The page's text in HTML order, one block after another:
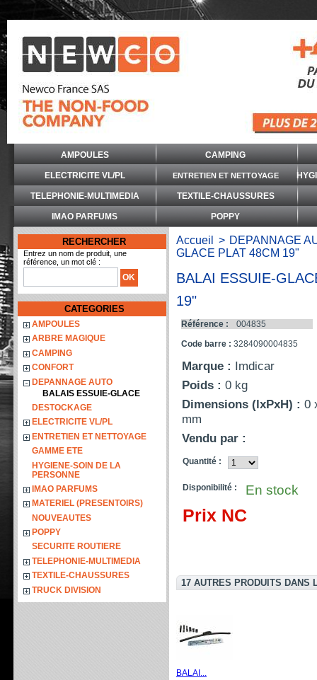
AMPOULES CAMPING
ELECTRICITE VL/PL ENTRETIEN ET NETTOYAGE
TELEPHONIE-MULTIMEDIA TEXTILE-CHAUSSURES
IMAO PARFUMS POPPY
RECHERCHER
Entrez un nom de produit, une
référence, un mot clé :
CATEGORIES
AMPOULES
ARBRE MAGIQUE
CAMPING
CONFORT
DEPANNAGE AUTO
BALAIS ESSUIE-GLACE
DESTOCKAGE
ELECTRICITE VL/PL
ENTRETIEN ET NETTOYAGE
GAMME ETE
HYGIENE-SOIN DE LA
PERSONNE
IMAO PARFUMS
MATERIEL (PRESENTOIRS)
NOUVEAUTES
POPPY
SECURITE ROUTIERE
TELEPHONIE-MULTIMEDIA
TEXTILE-CHAUSSURES
TRUCK DIVISION
Accueil > DEPANNAGE
GLACE PLAT 48CM 19"
BALAI ESSUIE-
19"
Référence :
004835
Code barre : 3284090004835
Marque : Imdicar
Poids :0 kg
Dimensions (lxPxH) :0
mm
Vendu par :
Quantité :
Disponibilité : En stock
Prix NC
17 AUTRES PRODUITS DANS
BALAI...